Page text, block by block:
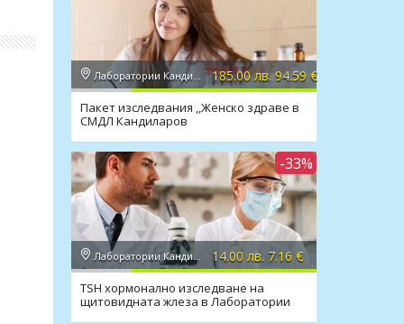
Лаборатории Кандиларов 185.00 лв. 94.59 €
Пакет изследвания ,,Женско здраве в
СМДЛ Кандиларов
-33%
Лаборатории Кандиларов 14.00 лв. 7.16 €
TSH хормонално изследване на
щитовидната жлеза в Лаборатории